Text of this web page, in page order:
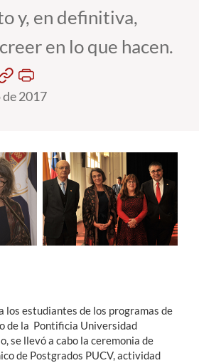
y, en definitiva,
en lo que hacen.
de 2017
los estudiantes de los programas de
de la Pontificia Universidad
se llevó a cabo la ceremonia de
de Postgrados PUCV, actividad